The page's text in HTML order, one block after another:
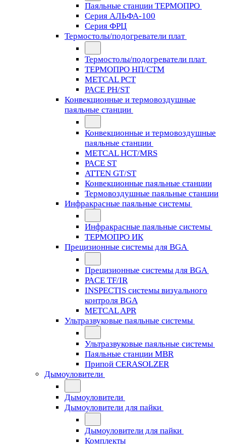
Паяльные станции ТЕРМОПРО
Серия АЛЬФА-100
Серия ФРЦ
Термостолы/подогреватели плат
Термостолы/подогреватели плат
ТЕРМОПРО НП/СТМ
METCAL PCT
PACE PH/ST
Конвекционные и термовоздушные
паяльные станции
Конвекционные и термовоздушные
паяльные станции
METCAL HCT/MRS
PACE ST
ATTEN GT/ST
Конвекционные паяльные станции
Термовоздушные паяльные станции
Инфракрасные паяльные системы
Инфракрасные паяльные системы
ТЕРМОПРО ИК
Прецизионные системы для BGA
Прецизионные системы для BGA
PACE TF/IR
INSPECTIS системы визуального
контроля BGA
METCAL APR
Ультразвуковые паяльные системы
Ультразвуковые паяльные системы
Паяльные станции MBR
Припой CERASOLZER
Дымоуловители
Дымоуловители
Дымоуловители для пайки
Дымоуловители для пайки
Комплекты